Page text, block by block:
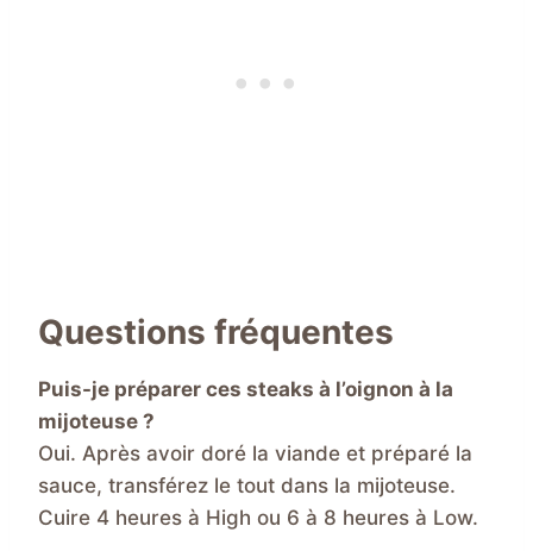
Questions fréquentes
Puis-je préparer ces steaks à l’oignon à la
mijoteuse ?
Oui. Après avoir doré la viande et préparé la
sauce, transférez le tout dans la mijoteuse.
Cuire 4 heures à High ou 6 à 8 heures à Low.